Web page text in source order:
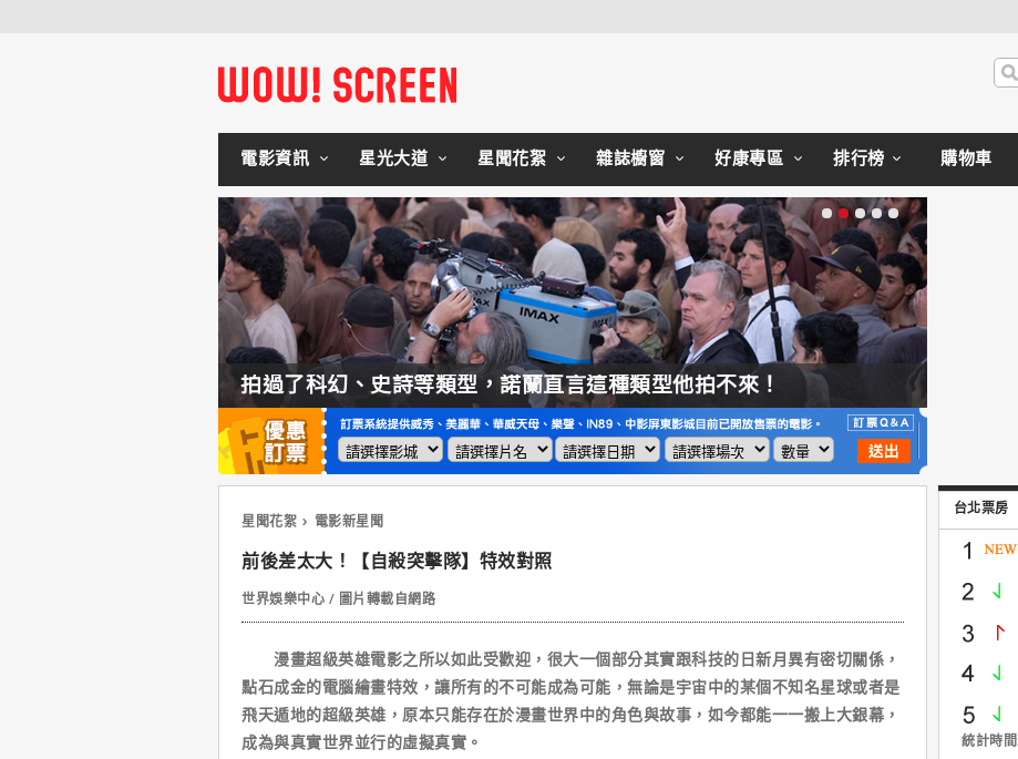
電影資訊 星光大道 星聞花絮 雜誌櫥窗 好康專區 排行榜 購物車
拍過了科幻、史詩等類型，諾蘭直言這種類型他拍不來！
星聞花絮 電影新星聞
前後差太大！【自殺突擊隊】特效對照
世界娛樂中心 / 圖片轉載自網路
漫畫超級英雄電影之所以如此受歡迎，很大一個部分其實跟科技的日新月異有密切關係，
點石成金的電腦繪畫特效，讓所有的不可能成為可能，無論是宇宙中的某個不知名星球或者是
飛天遁地的超級英雄，原本只能存在於漫畫世界中的角色與故事，如今都能一一搬上大銀幕，
成為與真實世界並行的虛擬真實。
台北票房
統計時